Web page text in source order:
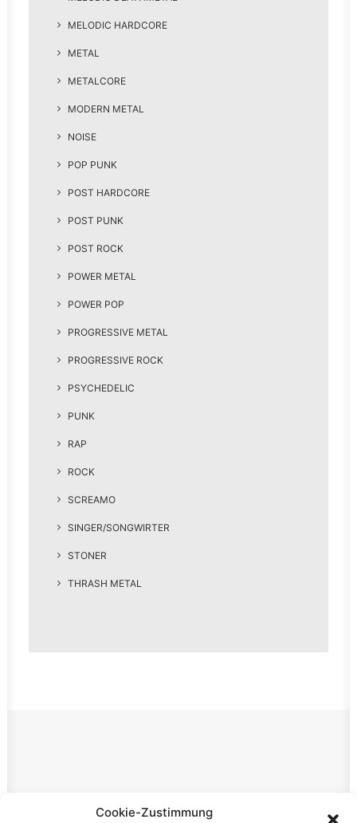
Cookie-Zustimmung
MELODIC HARDCORE
METAL
METALCORE
MODERN METAL
NOISE
POP PUNK
POST HARDCORE
POST PUNK
POST ROCK
POWER METAL
POWER POP
PROGRESSIVE METAL
PROGRESSIVE ROCK
PSYCHEDELIC
PUNK
RAP
ROCK
SCREAMO
SINGER/SONGWIRTER
STONER
THRASH METAL
Rechtliches